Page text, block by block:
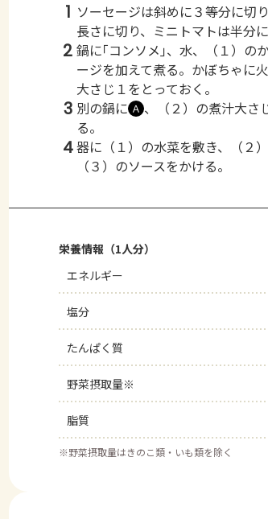
1 ソーセージは斜めに３等分に切
長さに切り、ミニトマトは半分に
2 鍋に｢コンソメ｣、水、（１）の
ージを加えて煮る。かぼちゃに
大さじ１をとっておく。
3 別の鍋に Ａ 、（２）の煮汁大さ
る。
4器に（１）の水菜を敷き、（２
（３）のソースをかける。
栄養情報（1人分）
エネルギー
塩分
たんぱく質
野菜摂取量※
脂質
※野菜摂取量はきのこ類・いも類を除く